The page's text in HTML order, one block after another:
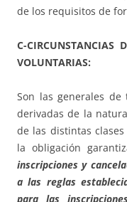
de los requisitos de
C-CIRCUNSTANCIAS
VOLUNTARIAS:
Son las generales de
derivadas de la
de las distintas
la obligación
inscripciones y
a las reglas
para las